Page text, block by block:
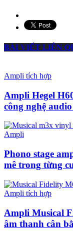
BÀI VIẾT LIÊN
Ampli tích hợp
Ampli Hegel
công nghệ
Ampli
Phono stage
mê trong từng
Ampli tích hợp
Ampli Musical
âm thanh cân